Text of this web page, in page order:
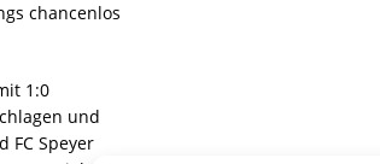
chancenlos
1:0
und
FC Speyer